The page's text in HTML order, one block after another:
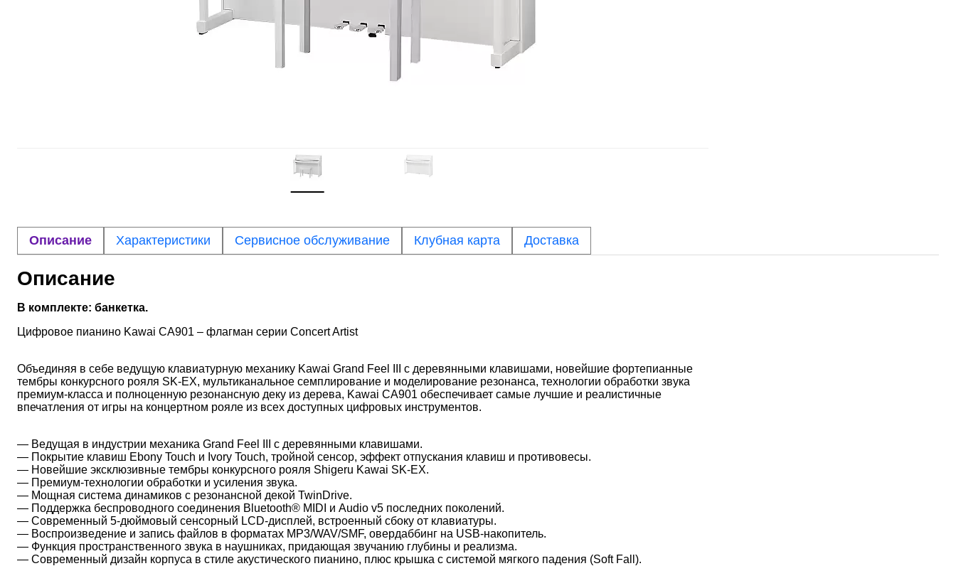
Описание Характеристики Сервисное обслуживание Клубная карта Доставка
Описание
В комплекте: банкетка.
Цифровое пианино Kawai CA901 – флагман серии Concert Artist
Объединяя в себе ведущую клавиатурную механику Kawai Grand Feel III с деревянными клавишами, новейшие фортепианные
тембры конкурсного рояля SK-EX, мультиканальное семплирование и моделирование резонанса, технологии обработки звука
премиум-класса и полноценную резонансную деку из дерева, Kawai CA901 обеспечивает самые лучшие и реалистичные
впечатления от игры на концертном рояле из всех доступных цифровых инструментов.
— Ведущая в индустрии механика Grand Feel III с деревянными клавишами.
— Покрытие клавиш Ebony Touch и Ivory Touch, тройной сенсор, эффект отпускания клавиш и противовесы.
— Новейшие эксклюзивные тембры конкурсного рояля Shigeru Kawai SK-EX.
— Премиум-технологии обработки и усиления звука.
— Мощная система динамиков с резонансной декой TwinDrive.
— Поддержка беспроводного соединения Bluetooth® MIDI и Audio v5 последних поколений.
— Современный 5-дюймовый сенсорный LCD-дисплей, встроенный сбоку от клавиатуры.
— Воспроизведение и запись файлов в форматах MP3/WAV/SMF, овердаббинг на USB-накопитель.
— Функция пространственного звука в наушниках, придающая звучанию глубины и реализма.
— Современный дизайн корпуса в стиле акустического пианино, плюс крышка с системой мягкого падения (Soft Fall).